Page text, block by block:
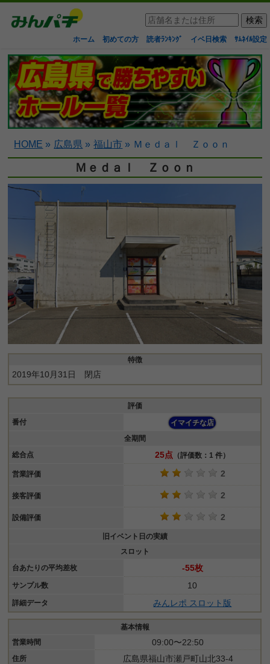
ホーム 初めての方 読者ﾗﾝｷﾝｸﾞ イベ日検索 ｻﾑﾈｲﾙ設定
HOME » 広島県 » 福山市 » Ｍｅｄａｌ Ｚｏｏｎ
Ｍｅｄａｌ Ｚｏｏｎ
特徴
2019年10月31日 閉店
評価
番付
イマイチな店
全期間
総合点
25点 （評価数：1 件）
営業評価 2
接客評価 2
設備評価 2
旧イベント日の実績
スロット
台あたりの平均差枚
-55枚
サンプル数 10
詳細データ みんレポ スロット版
基本情報
営業時間
09:00〜22:50
住所 広島県福山市瀬戸町山北33-4